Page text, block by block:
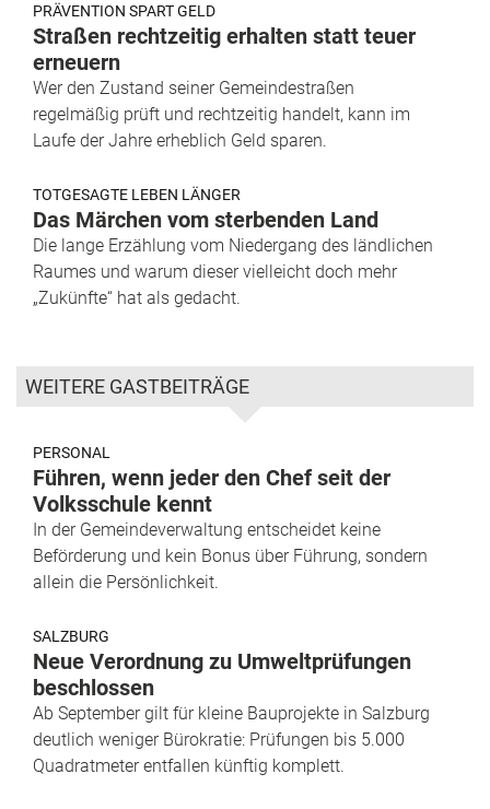
PRÄVENTION SPART GELD
Straßen rechtzeitig erhalten statt teuer
erneuern
Wer den Zustand seiner Gemeindestraßen
regelmäßig prüft und rechtzeitig handelt, kann im
Laufe der Jahre erheblich Geld sparen.
TOTGESAGTE LEBEN LÄNGER
Das Märchen vom sterbenden Land
Die lange Erzählung vom Niedergang des ländlichen
Raumes und warum dieser vielleicht doch mehr
„Zukünfte“ hat als gedacht.
WEITERE GASTBEITRÄGE
PERSONAL
Führen, wenn jeder den Chef seit der
Volksschule kennt
In der Gemeindeverwaltung entscheidet keine
Beförderung und kein Bonus über Führung, sondern
allein die Persönlichkeit.
SALZBURG
Neue Verordnung zu Umweltprüfungen
beschlossen
Ab September gilt für kleine Bauprojekte in Salzburg
deutlich weniger Bürokratie: Prüfungen bis 5.000
Quadratmeter entfallen künftig komplett.